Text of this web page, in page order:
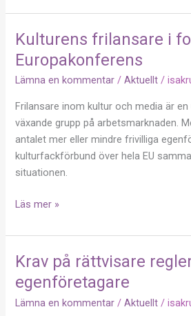
Kulturens frilansare i
Europakonferens
Lämna en kommentar /Aktuellt /
Frilansare inom kultur och media är
växande grupp på arbetsmarknaden.
antalet mer eller mindre frivilliga
kulturfackförbund över hela EU
situationen.
Kulturens
frilansare
i
fokus
på
Europakonferens
Läs mer »
Krav på rättvisare
egenföretagare
Lämna en kommentar /Aktuellt /
Krav
rättvisare
regler